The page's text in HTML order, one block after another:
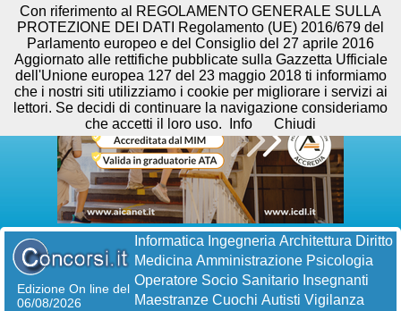
Edizione On line del
06/08/2026
Informatica Ingegneria Architettura Diritto
Medicina Amministrazione Psicologia
Operatore Socio Sanitario Insegnanti
Maestranze Cuochi Autisti Vigilanza
Con riferimento al REGOLAMENTO GENERALE SULLA
PROTEZIONE DEI DATI Regolamento (UE) 2016/679 del
Parlamento europeo e del Consiglio del 27 aprile 2016
Aggiornato alle rettifiche pubblicate sulla Gazzetta Ufficiale
dell'Unione europea 127 del 23 maggio 2018 ti informiamo
che i nostri siti utilizziamo i cookie per migliorare i servizi ai
lettori. Se decidi di continuare la navigazione consideriamo
che accetti il loro uso.
Info Chiudi